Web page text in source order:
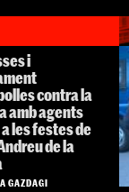
i
contra la
amb agents
les festes de
de la
GAZDAGI